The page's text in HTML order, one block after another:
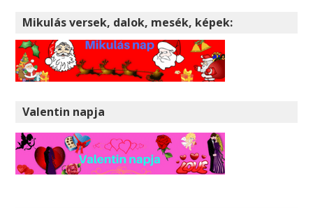
Mikulás versek, dalok, mesék, képek:
Valentin napja